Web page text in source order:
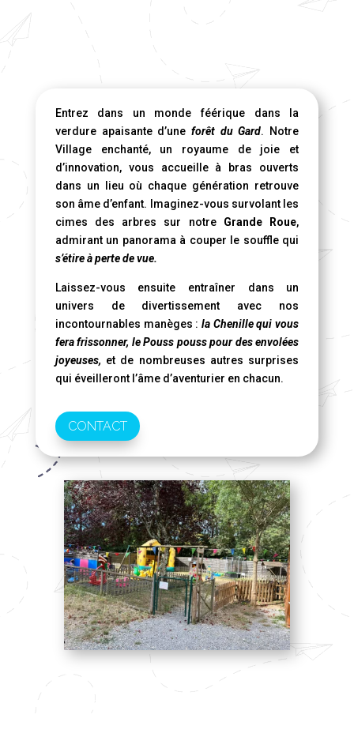
Entrez dans un monde féérique dans la
verdure apaisante d’une forêt du Gard. Notre
Village enchanté, un royaume de joie et
d’innovation, vous accueille à bras ouverts
dans un lieu où chaque génération retrouve
son âme d’enfant. Imaginez-vous survolant les
cimes des arbres sur notre Grande Roue,
admirant un panorama à couper le souffle qui
s’étire à perte de vue.
Laissez-vous ensuite entraîner dans un
univers de divertissement avec nos
incontournables manèges : la Chenille qui vous
fera frissonner, le Pouss pouss pour des envolées
joyeuses, et de nombreuses autres surprises
qui éveilleront l’âme d’aventurier en chacun.
CONTACT